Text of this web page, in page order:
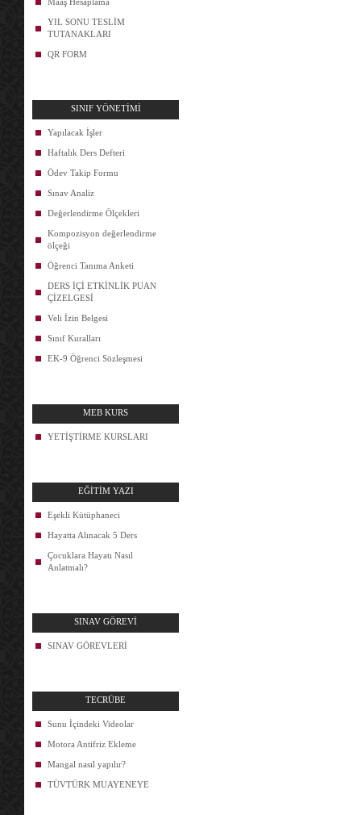
YIL SONU TESLİM
TUTANAKLARI
QR FORM
SINIF YÖNETİMİ
Yapılacak İşler
Haftalık Ders Defteri
Ödev Takip Formu
Sınav Analiz
Değerlendirme Ölçekleri
Kompozisyon değerlendirme
ölçeği
Öğrenci Tanıma Anketi
DERS İÇİ ETKİNLİK PUAN
ÇİZELGESİ
Veli İzin Belgesi
Sınıf Kuralları
EK-9 Öğrenci Sözleşmesi
MEB KURS
YETİŞTİRME KURSLARI
EĞİTİM YAZI
Eşekli Kütüphaneci
Hayatta Alınacak 5 Ders
Çocuklara Hayatı Nasıl
Anlatmalı?
SINAV GÖREVİ
SINAV GÖREVLERİ
TECRÜBE
Sunu İçindeki Videolar
Motora Antifriz Ekleme
Mangal nasıl yapılır?
TÜVTÜRK MUAYENEYE